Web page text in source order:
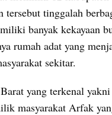
tersebut tinggalah
banyak kekayaan
rumah adat yang
sekitar.
yang terkenal
masyarakat Arfak